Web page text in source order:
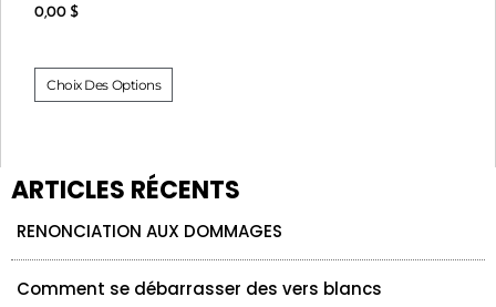
0,00 $
Choix Des Options
ARTICLES RÉCENTS
RENONCIATION AUX DOMMAGES
Comment se débarrasser des vers blancs